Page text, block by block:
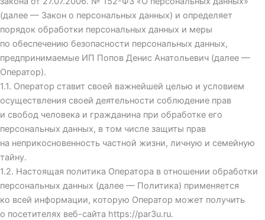
(далее — Закон о персональных данных) и определяет
порядок обработки персональных данных и меры
по обеспечению безопасности персональных данных,
предпринимаемые ИП Попов Денис Анатольевич (далее —
Оператор).
1.1. Оператор ставит своей важнейшей целью и условием
осуществления своей деятельности соблюдение прав
и свобод человека и гражданина при обработке его
персональных данных, в том числе защиты прав
на неприкосновенность частной жизни, личную и семейную
тайну.
1.2. Настоящая политика Оператора в отношении обработки
персональных данных (далее — Политика) применяется
ко всей информации, которую Оператор может получить
о посетителях веб-сайта https://par3u.ru.